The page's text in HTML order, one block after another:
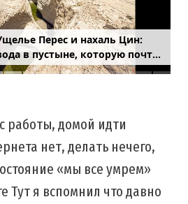
Перес и нахаль Цин:
в пустыне, которую почти
не застаёт
работы, домой идти
нет, делать нечего,
«мы все умрем»
Тут я вспомнил что давно